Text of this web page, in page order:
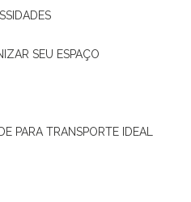
SEU ESPAÇO
PARA TRANSPORTE IDEAL